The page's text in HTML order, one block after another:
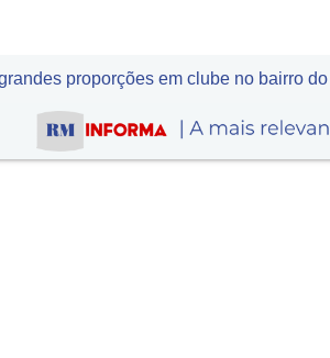
proporções em clube no bairro